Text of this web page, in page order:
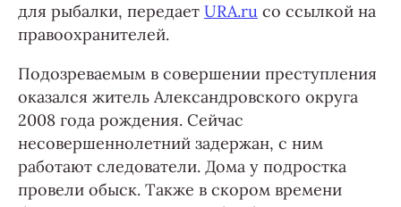
для рыбалки, передает URA.ru со ссылкой на
правоохранителей.
Подозреваемым в совершении преступления
оказался житель Александровского округа
2008 года рождения. Сейчас
несовершеннолетний задержан, с ним
работают следователи. Дома у подростка
провели обыск. Также в скором времени